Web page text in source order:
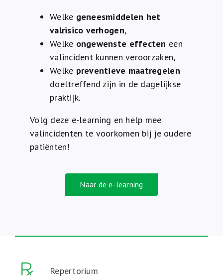
Welke geneesmiddelen het
valrisico verhogen,
Welke ongewenste effecten een
valincident kunnen veroorzaken,
Welke preventieve maatregelen
doeltreffend zijn in de dagelijkse
praktijk.
Volg deze e-learning en help mee
valincidenten te voorkomen bij je oudere
patiënten!
Naar de e-learning
Repertorium